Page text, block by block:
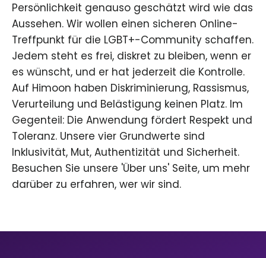
Persönlichkeit genauso geschätzt wird wie das
Aussehen. Wir wollen einen sicheren Online-
Treffpunkt für die LGBT+-Community schaffen.
Jedem steht es frei, diskret zu bleiben, wenn er
es wünscht, und er hat jederzeit die Kontrolle.
Auf Himoon haben Diskriminierung, Rassismus,
Verurteilung und Belästigung keinen Platz. Im
Gegenteil: Die Anwendung fördert Respekt und
Toleranz. Unsere vier Grundwerte sind
Inklusivität, Mut, Authentizität und Sicherheit.
Besuchen Sie unsere 'Über uns' Seite, um mehr
darüber zu erfahren, wer wir sind.